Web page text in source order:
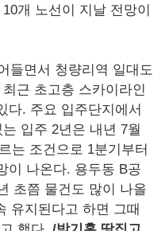
개 노선이 지날 전망이
들면서 청량리역 일대도
근 초고층 스카이라인
다. 주요 입주단지에서
입주 2년은 내년 7월
는 조건으로 1분기부터
이 나온다. 용두동 B공
초쯤 물건도 많이 나올
유지된다고 하면 그때